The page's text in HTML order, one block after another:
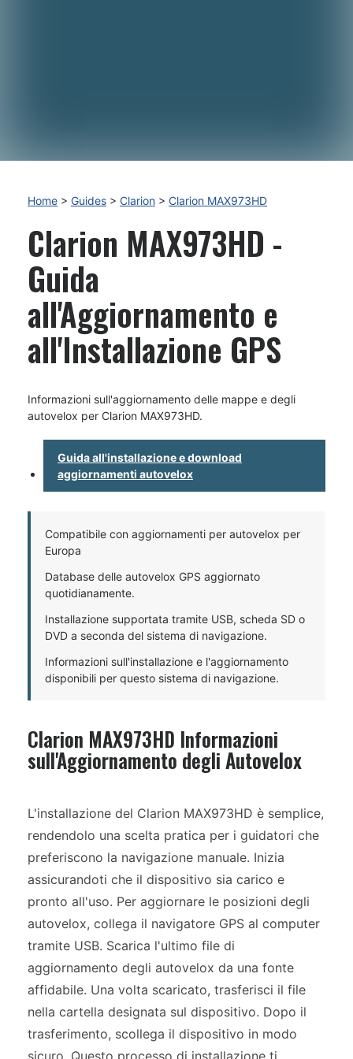
Home > Guides > Clarion > Clarion MAX973HD
Clarion MAX973HD -
Guida
all'Aggiornamento e
all'Installazione GPS
Informazioni sull'aggiornamento delle mappe e degli
autovelox per Clarion MAX973HD.
Guida all'installazione e download
aggiornamenti autovelox
Compatibile con aggiornamenti per autovelox per
Europa
Database delle autovelox GPS aggiornato
quotidianamente.
Installazione supportata tramite USB, scheda SD o
DVD a seconda del sistema di navigazione.
Informazioni sull'installazione e l'aggiornamento
disponibili per questo sistema di navigazione.
Clarion MAX973HD Informazioni
sull'Aggiornamento degli Autovelox
L'installazione del Clarion MAX973HD è semplice,
rendendolo una scelta pratica per i guidatori che
preferiscono la navigazione manuale. Inizia
assicurandoti che il dispositivo sia carico e
pronto all'uso. Per aggiornare le posizioni degli
autovelox, collega il navigatore GPS al computer
tramite USB. Scarica l'ultimo file di
aggiornamento degli autovelox da una fonte
affidabile. Una volta scaricato, trasferisci il file
nella cartella designata sul dispositivo. Dopo il
trasferimento, scollega il dispositivo in modo
sicuro. Questo processo di installazione ti